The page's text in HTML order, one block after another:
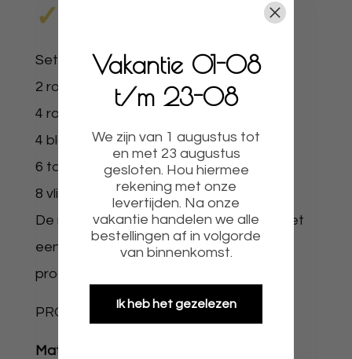
✓
Set bestaande uit :
2 rozen +- 25cm
4 rozen +- 20cm
4 bloemen +- 18cm
6 takken
8 vlinders
De maten kunnen iets afwijken omdat het
een handgemaakt product is en elk
product is uniek.
PRODUCTOMSCHRIJVING
Materiaal:
Vakantie 01-08
t/m 23-08
We zijn van 1 augustus tot
en met 23 augustus
gesloten. Hou hiermee
rekening met onze
levertijden. Na onze
vakantie handelen we alle
bestellingen af in volgorde
van binnenkomst.
Ik heb het gezelezen